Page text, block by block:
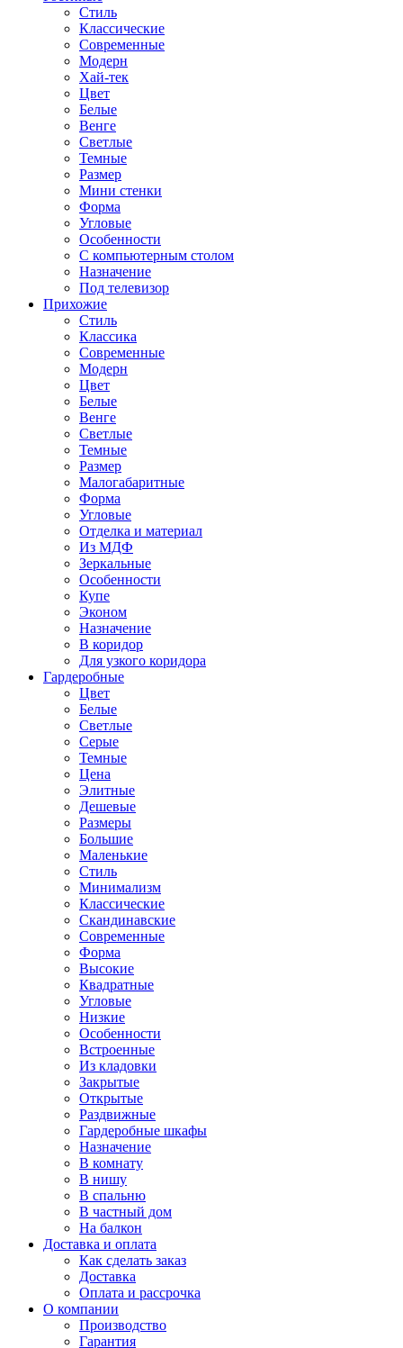
Стиль
Классические
Современные
Модерн
Хай-тек
Цвет
Белые
Венге
Светлые
Темные
Размер
Мини стенки
Форма
Угловые
Особенности
С компьютерным столом
Назначение
Под телевизор
Прихожие
Стиль
Классика
Современные
Модерн
Цвет
Белые
Венге
Светлые
Темные
Размер
Малогабаритные
Форма
Угловые
Отделка и материал
Из МДФ
Зеркальные
Особенности
Купе
Эконом
Назначение
В коридор
Для узкого коридора
Гардеробные
Цвет
Белые
Светлые
Серые
Темные
Цена
Элитные
Дешевые
Размеры
Большие
Маленькие
Стиль
Минимализм
Классические
Скандинавские
Современные
Форма
Высокие
Квадратные
Угловые
Низкие
Особенности
Встроенные
Из кладовки
Закрытые
Открытые
Раздвижные
Гардеробные шкафы
Назначение
В комнату
В нишу
В спальню
В частный дом
На балкон
Доставка и оплата
Как сделать заказ
Доставка
Оплата и рассрочка
О компании
Производство
Гарантия